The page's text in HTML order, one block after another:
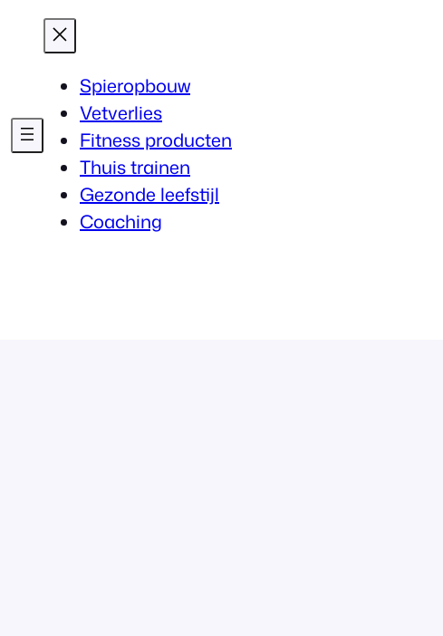
Spieropbouw
Vetverlies
Fitness producten
Thuis trainen
Gezonde leefstijl
Coaching